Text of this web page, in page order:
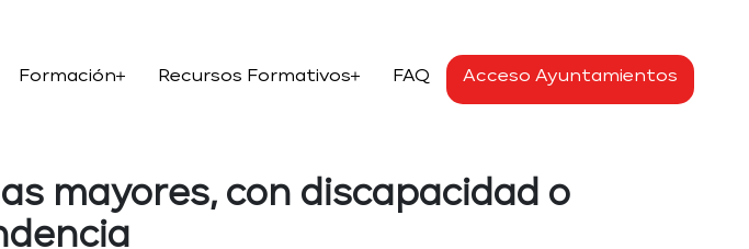
Formación Recursos Formativos FAQ Acceso Ayuntamientos
mayores, con discapacidad o